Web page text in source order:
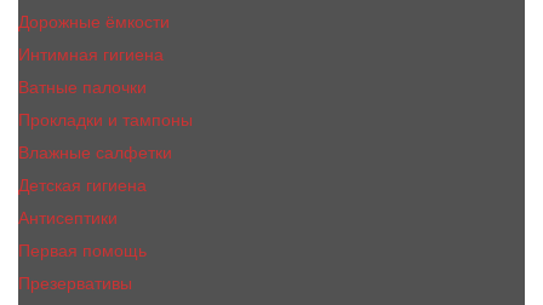
Дорожные ёмкости
Интимная гигиена
Ватные палочки
Прокладки и тампоны
Влажные салфетки
Детская гигиена
Антисептики
Первая помощь
Презервативы